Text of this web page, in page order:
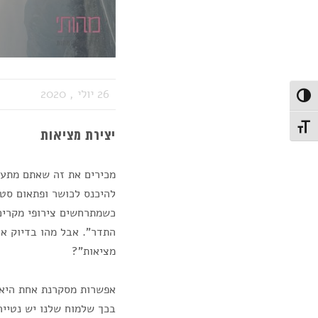
Toggle High Contrast
Toggle Font size
26 יולי , 2020
יצירת מציאות
מכירים את זה שאתם
להיכנס לכושר ופתאום
כשמתרחשים צירופי
התדר". אבל מהו בדיוק
מציאות"?
אפשרות מסקרנת אחת
בכך שלמוח שלנו יש